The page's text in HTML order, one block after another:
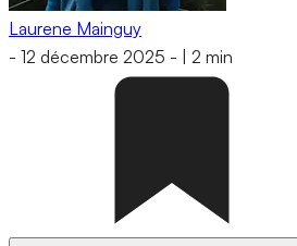
Laurene Mainguy
- 12 décembre 2025 - 2 min